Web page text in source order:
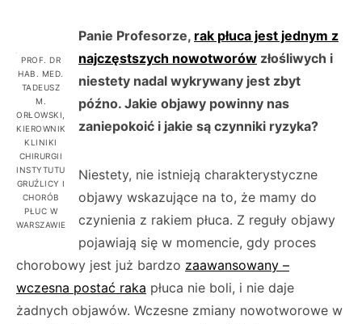
PROF. DR
HAB. MED.
TADEUSZ
M.
ORŁOWSKI,
KIEROWNIK
KLINIKI
CHIRURGII
INSTYTUTU
GRUŹLICY I
CHORÓB
PŁUC W
WARSZAWIE
Panie Profesorze, rak płuca jest jednym z
najczęstszych nowotworów złośliwych i
niestety nadal wykrywany jest zbyt
późno. Jakie objawy powinny nas
zaniepokoić i jakie są czynniki ryzyka?
Niestety, nie istnieją charakterystyczne
objawy wskazujące na to, że mamy do
czynienia z rakiem płuca. Z reguły objawy
pojawiają się w momencie, gdy proces
chorobowy jest już bardzo zaawansowany –
wczesna postać raka płuca nie boli, i nie daje
żadnych objawów. Wczesne zmiany nowotworowe w